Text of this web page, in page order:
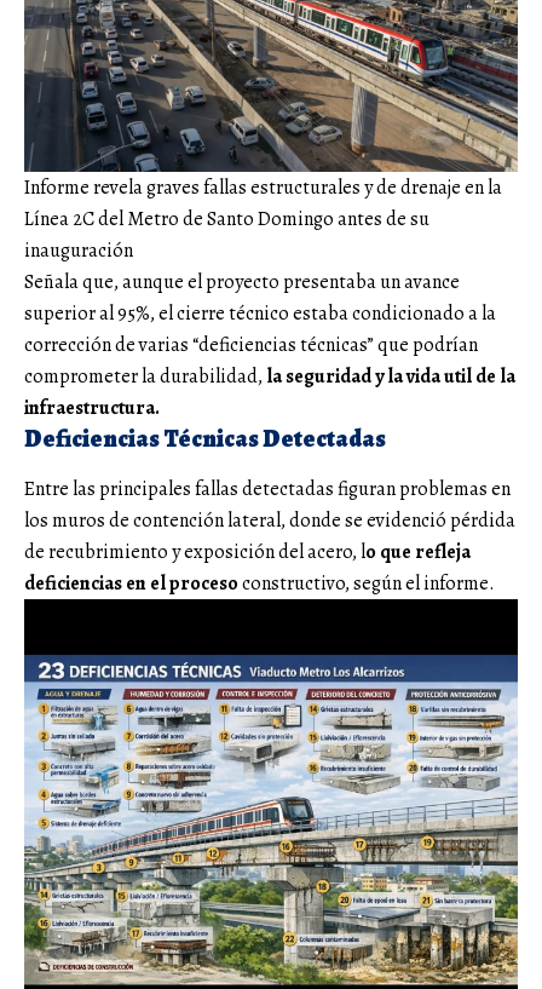
Informe revela graves fallas estructurales y de drenaje en la
Línea 2C del Metro de Santo Domingo antes de su
inauguración
Señala que, aunque el proyecto presentaba un avance
superior al 95%, el cierre técnico estaba condicionado a la
corrección de varias “deficiencias técnicas” que podrían
comprometer la durabilidad, la seguridad y la vida util de la
infraestructura.
Deficiencias Técnicas Detectadas
Entre las principales fallas detectadas figuran problemas en
los muros de contención lateral, donde se evidenció pérdida
de recubrimiento y exposición del acero, lo que refleja
deficiencias en el procesoconstructivo, según el informe.